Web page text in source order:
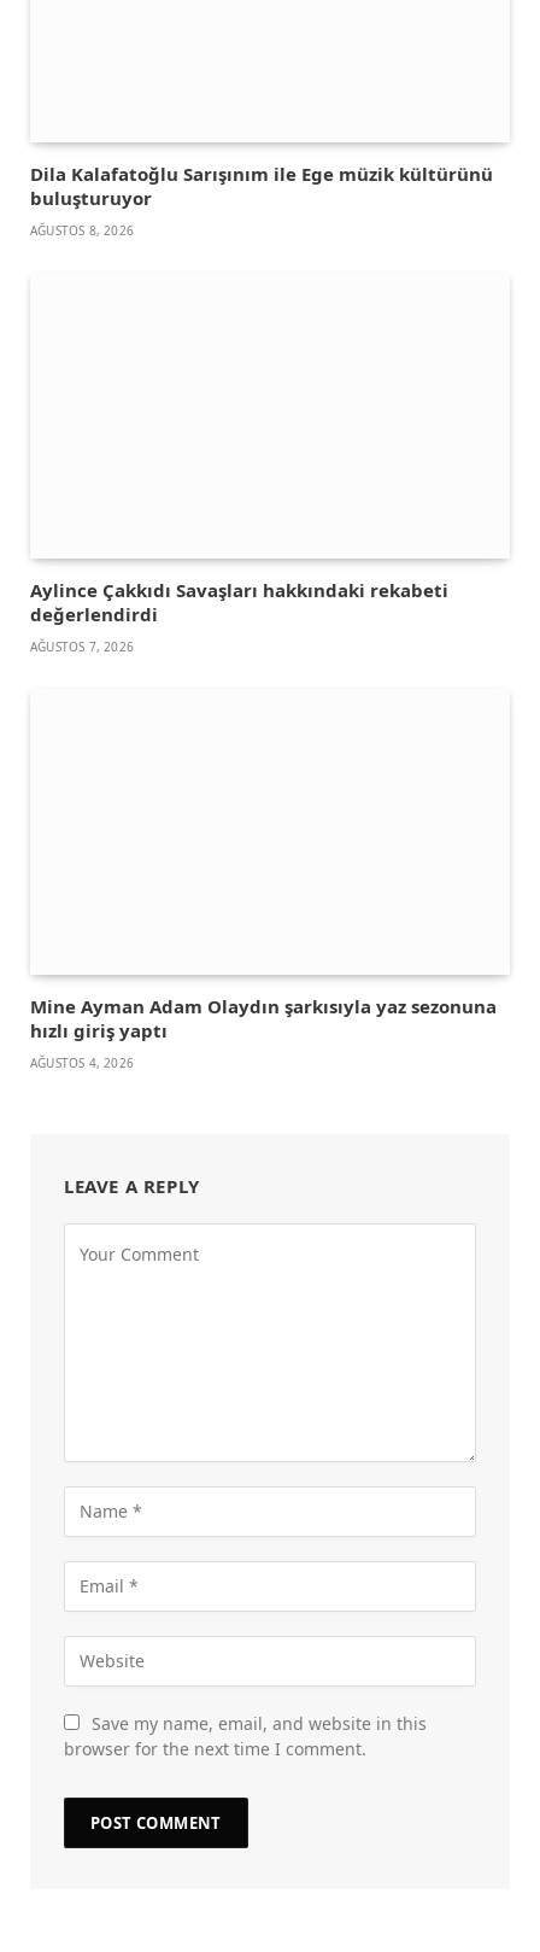
Dila Kalafatoğlu Sarışınım ile Ege müzik kültürünü
buluşturuyor
AĞUSTOS 8, 2026
Aylince Çakkıdı Savaşları hakkındaki rekabeti
değerlendirdi
AĞUSTOS 7, 2026
Mine Ayman Adam Olaydın şarkısıyla yaz sezonuna
hızlı giriş yaptı
AĞUSTOS 4, 2026
LEAVE A REPLY
Save my name, email, and website in this
browser for the next time I comment.